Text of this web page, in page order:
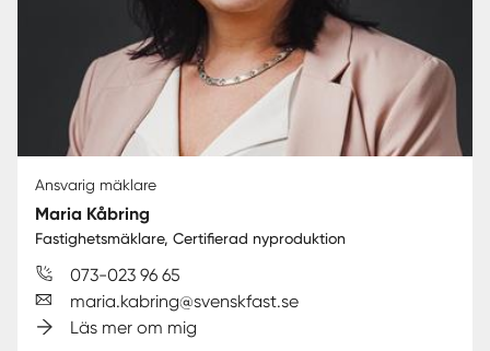
Ansvarig mäklare
Maria Kåbring
Fastighetsmäklare, Certifierad nyproduktion
073-023 96 65
maria.kabring@svenskfast.se
Läs mer om mig